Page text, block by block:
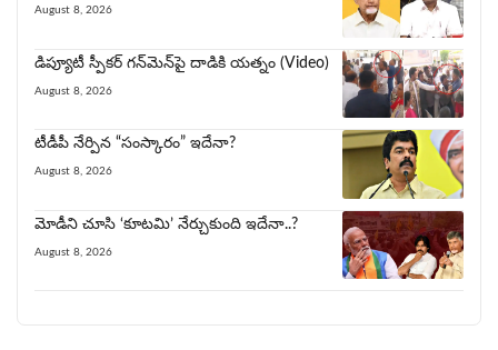
August 8, 2026
డిప్యూటీ స్పీకర్ గన్‌మెన్‌పై దాడికి య‌త్నం (Video)
August 8, 2026
టీడీపీ నేర్పిన‌ “సంస్కారం” ఇదేనా?
August 8, 2026
మోడీని చూసి ‘కూట‌మి’ నేర్చుకుంది ఇదేనా..?
August 8, 2026